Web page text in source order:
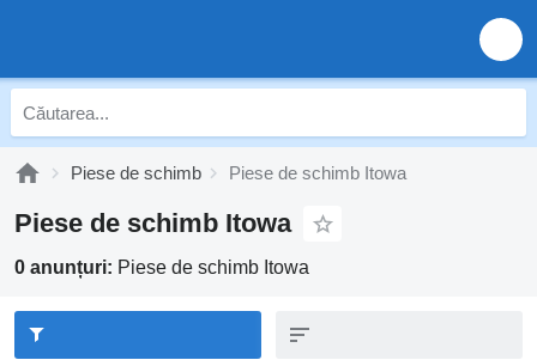
Piese de schimb Piese de schimb Itowa
Piese de schimb Itowa
0 anunțuri: Piese de schimb Itowa